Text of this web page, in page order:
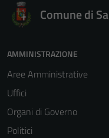
Comune di
AMMINISTRAZIONE
Aree Amministrative
Uffici
Organi di Governo
Politici